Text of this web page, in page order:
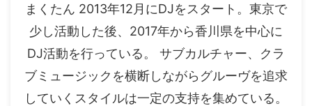
まくたん 2013年12月にDJをスタート。東京で
少し活動した後、2017年から香川県を中心に
DJ活動を行っている。 サブカルチャー、クラ
ブミュージックを横断しながらグルーヴを追求
していくスタイルは一定の支持を集めている。